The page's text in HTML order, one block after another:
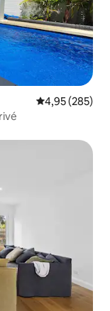
Évaluation
4,95 (285)